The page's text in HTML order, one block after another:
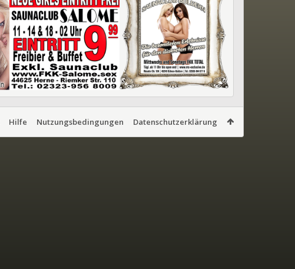
Hilfe Nutzungsbedingungen Datenschutzerklärung